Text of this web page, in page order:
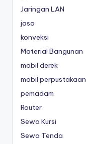
Jaringan LAN
jasa
konveksi
Material Bangunan
mobil derek
mobil perpustakaan
pemadam
Router
Sewa Kursi
Sewa Tenda